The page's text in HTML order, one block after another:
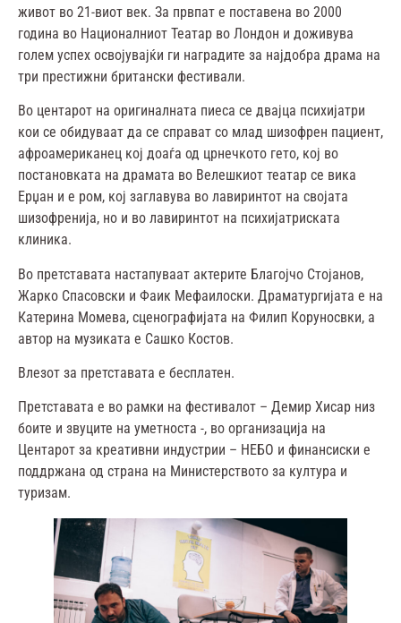
живот во 21-виот век. За првпат е поставена во 2000
година во Националниот Театар во Лондон и доживува
голем успех освојувајќи ги наградите за најдобра драма на
три престижни британски фестивали.
Во центарот на оригиналната пиеса се двајца психијатри
кои се обидуваат да се справат со млад шизофрен пациент,
афроамериканец кој доаѓа од црнечкото гето, кој во
постановката на драмата во Велешкиот театар се вика
Ерџан и е ром, кој заглавува во лавиринтот на својата
шизофренија, но и во лавиринтот на психијатриската
клиника.
Во претставата настапуваат актерите Благојчо Стојанов,
Жарко Спасовски и Фаик Мефаилоски. Драматургијата е на
Катерина Момева, сценографијата на Филип Коруносвки, а
автор на музиката е Сашко Костов.
Влезот за претставата е бесплатен.
Претставата е во рамки на фестивалот – Демир Хисар низ
боите и звуците на уметноста -, во организација на
Центарот за креативни индустрии – НЕБО и финансиски е
поддржана од страна на Министерството за култура и
туризам.